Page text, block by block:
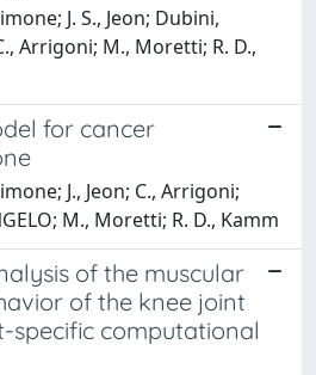
J. S., Jeon; Dubini,
Arrigoni; M., Moretti; R. D.,
for cancer
J., Jeon; C., Arrigoni;
M., Moretti; R. D., Kamm
of the muscular
of the knee joint
specific computational